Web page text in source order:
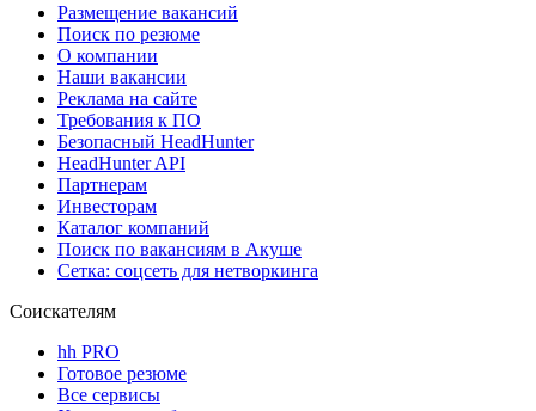
Размещение вакансий
Поиск по резюме
О компании
Наши вакансии
Реклама на сайте
Требования к ПО
Безопасный HeadHunter
HeadHunter API
Партнерам
Инвесторам
Каталог компаний
Поиск по вакансиям в Акуше
Сетка: соцсеть для нетворкинга
Соискателям
hh PRO
Готовое резюме
Все сервисы